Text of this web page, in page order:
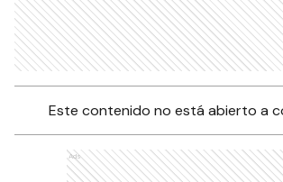
Este contenido no está abierto a
Ads